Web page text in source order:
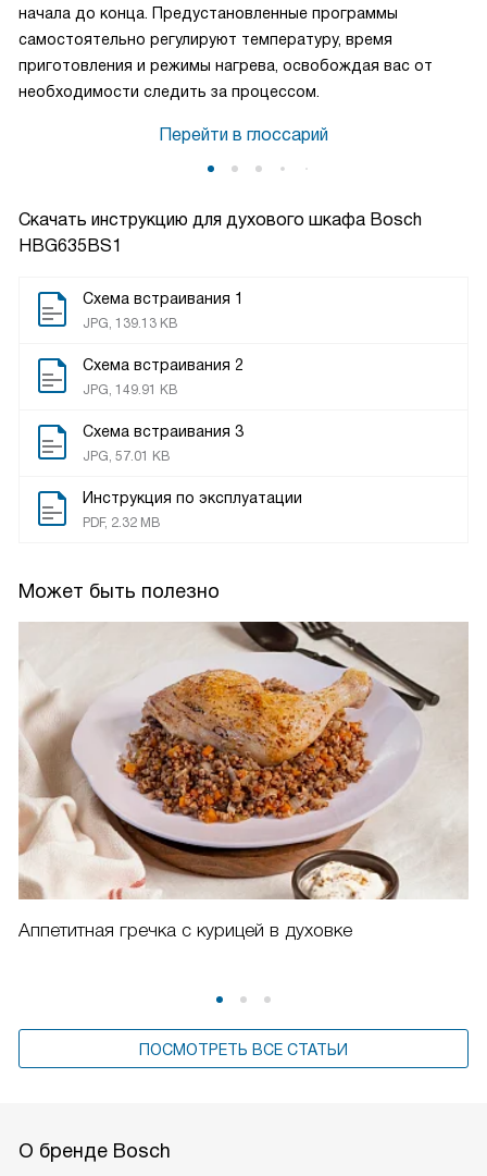
Скачать инструкцию для духового шкафа Bosch
HBG635BS1
Схема встраивания 1
JPG, 139.13 KB
Схема встраивания 2
JPG, 149.91 KB
Схема встраивания 3
JPG, 57.01 KB
Инструкция по эксплуатации
PDF, 2.32 MB
Может быть полезно
Аппетитная гречка с курицей в духовке
ПОСМОТРЕТЬ ВСЕ СТАТЬИ
начала до конца. Предустановленные программы
самостоятельно регулируют температуру, время
приготовления и режимы нагрева, освобождая вас от
необходимости следить за процессом.
Перейти в глоссарий
О бренде Bosch